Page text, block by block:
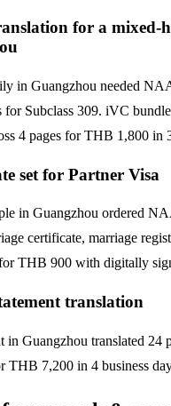
for a mixed-
in Guangzhou needed
for Subclass 309. iVC
4 pages for THB 1,800 in
set for Partner Visa
in Guangzhou ordered
certificate, marriage
THB 900 with digitally
translation
in Guangzhou translated 24
THB 7,200 in 4 business